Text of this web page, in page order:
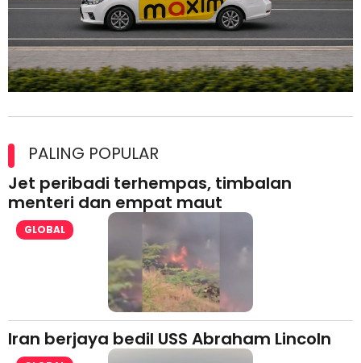
lesen separuh pertama 2026
PALING POPULAR
Jet peribadi terhempas, timbalan
menteri dan empat maut
GLOBAL
Iran berjaya bedil USS Abraham Lincoln